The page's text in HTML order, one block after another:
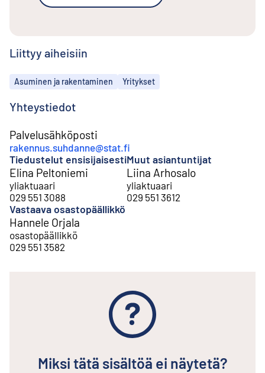
Liittyy aiheisiin
Aiheet
Asuminen ja rakentaminen Yritykset
Yhteystiedot
Palvelusähköposti
rakennus.suhdanne@stat.fi
Tiedustelut ensisijaisesti
Elina Peltoniemi
yliaktuaari
029 551 3088
Muut asiantuntijat
Liina Arhosalo
yliaktuaari
029 551 3612
Vastaava osastopäällikkö
Hannele Orjala
osastopäällikkö
029 551 3582
Miksi tätä sisältöä ei näytetä?